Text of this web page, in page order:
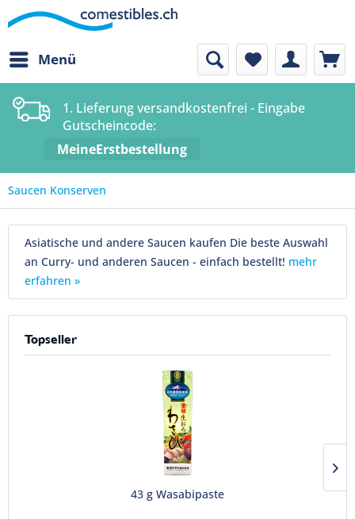
Menü
1. Lieferung versandkostenfrei - Eingabe
Gutscheincode:
MeineErstbestellung
Saucen Konserven
Asiatische und andere Saucen kaufen Die beste Auswahl
an Curry- und anderen Saucen - einfach bestellt! mehr
erfahren »
Topseller
43 g Wasabipaste